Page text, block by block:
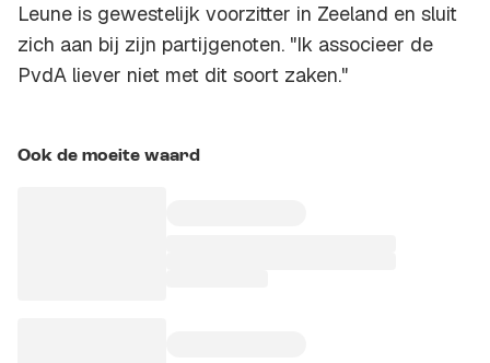
Leune is gewestelijk voorzitter in Zeeland en sluit
zich aan bij zijn partijgenoten. "Ik associeer de
PvdA liever niet met dit soort zaken."
Ook de moeite waard